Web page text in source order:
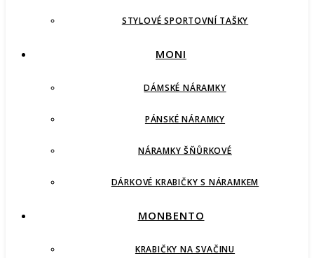
STYLOVÉ SPORTOVNÍ TAŠKY
MONI
DÁMSKÉ NÁRAMKY
PÁNSKÉ NÁRAMKY
NÁRAMKY ŠŇŮRKOVÉ
DÁRKOVÉ KRABIČKY S NÁRAMKEM
MONBENTO
KRABIČKY NA SVAČINU